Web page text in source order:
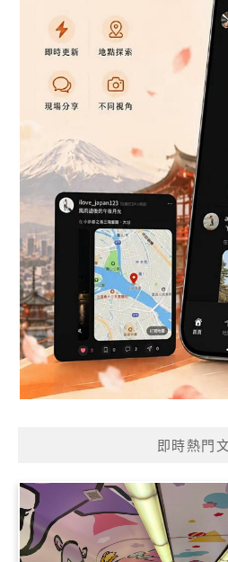
即時熱門